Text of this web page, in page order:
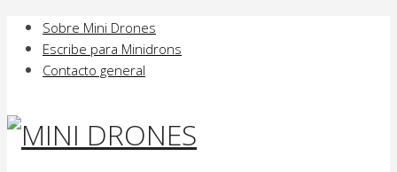
Sobre Mini Drones
Escribe para Minidrons
Contacto general